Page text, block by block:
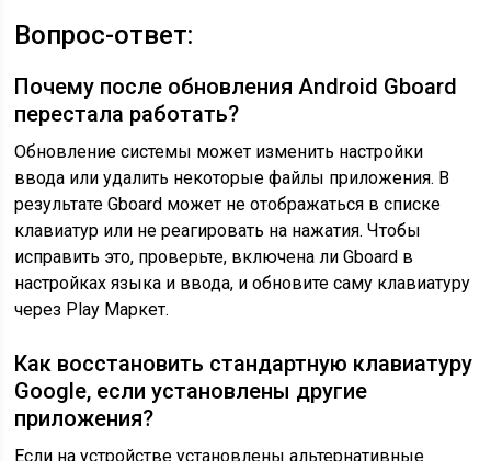
Вопрос-ответ:
Почему после обновления Android Gboard
перестала работать?
Обновление системы может изменить настройки
ввода или удалить некоторые файлы приложения. В
результате Gboard может не отображаться в списке
клавиатур или не реагировать на нажатия. Чтобы
исправить это, проверьте, включена ли Gboard в
настройках языка и ввода, и обновите саму клавиатуру
через Play Маркет.
Как восстановить стандартную клавиатуру
Google, если установлены другие
приложения?
Если на устройстве установлены альтернативные